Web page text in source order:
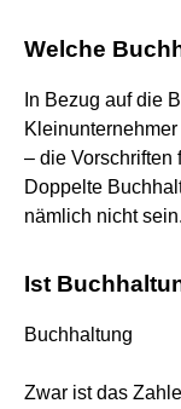
Welche
In Bezug auf die
– die Vorschriften
Doppelte
nämlich nicht sein.
Ist
Buchhaltung
Zwar ist das